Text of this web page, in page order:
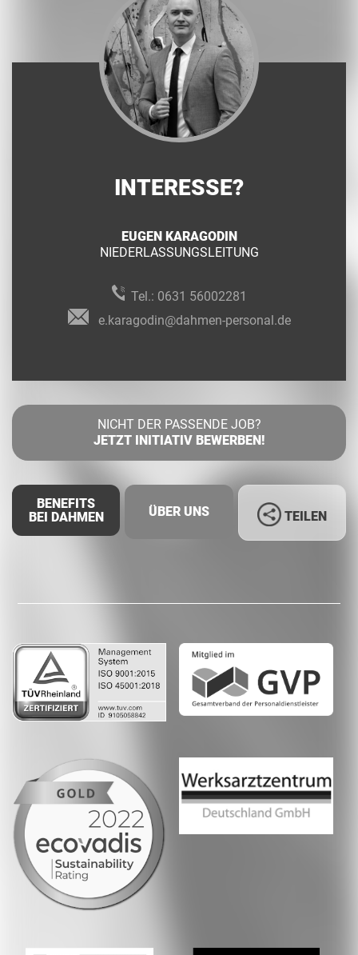
INTERESSE?
EUGEN KARAGODIN
NIEDERLASSUNGSLEITUNG
Tel.: 0631 56002281
e.karagodin@dahmen-personal.de
NICHT DER PASSENDE JOB?
JETZT INITIATIV BEWERBEN!
BENEFITS
BEI DAHMEN
ÜBER UNS
Whatsapp
TEILEN